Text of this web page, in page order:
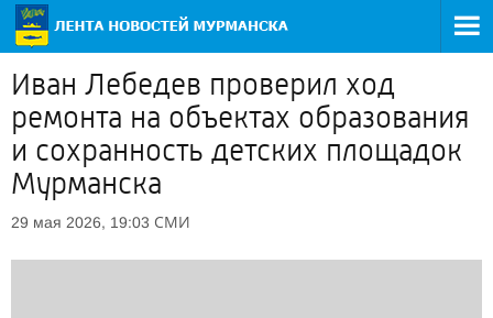
Иван Лебедев проверил ход
ремонта на объектах образования
и сохранность детских площадок
Мурманска
29 мая 2026, 19:03 СМИ